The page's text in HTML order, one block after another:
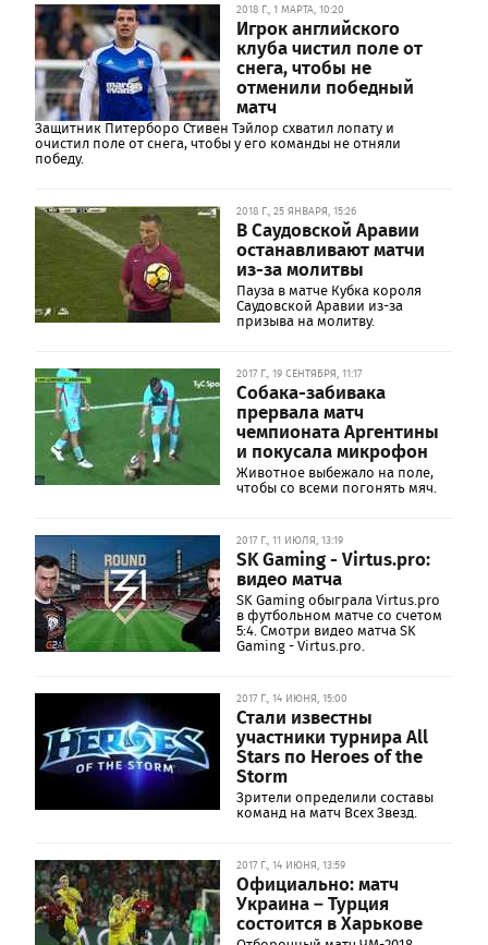
2018 Г., 1 МАРТА, 10:20
Игрок английского
клуба чистил поле от
снега, чтобы не
отменили победный
матч
Защитник Питерборо Стивен Тэйлор схватил лопату и
очистил поле от снега, чтобы у его команды не отняли
победу.
2018 Г., 25 ЯНВАРЯ, 15:26
В Саудовской Аравии
останавливают матчи
из-за молитвы
Пауза в матче Кубка короля
Саудовской Аравии из-за
призыва на молитву.
2017 Г., 19 СЕНТЯБРЯ, 11:17
Собака-забивака
прервала матч
чемпионата Аргентины
и покусала микрофон
Животное выбежало на поле,
чтобы со всеми погонять мяч.
2017 Г., 11 ИЮЛЯ, 13:19
SK Gaming - Virtus.pro:
видео матча
SK Gaming обыграла Virtus.pro
в футбольном матче со счетом
5:4. Смотри видео матча SK
Gaming - Virtus.pro.
2017 Г., 14 ИЮНЯ, 15:00
Стали известны
участники турнира All
Stars по Heroes of the
Storm
Зрители определили составы
команд на матч Всех Звезд.
2017 Г., 14 ИЮНЯ, 13:59
Официально: матч
Украина – Турция
состоится в Харькове